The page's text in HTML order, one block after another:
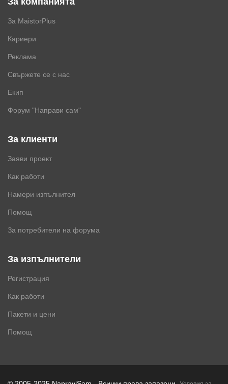
За MaistorPlus
Кариери
Реклама
Свържете се с нас
Екип
Форум "Направи сам"
За клиенти
Заяви проект
Как работи
Намери изпълнител
Помощ
За потребители на форума
За изпълнители
Регистрация
Как работи
Пакети и цени
Помощ